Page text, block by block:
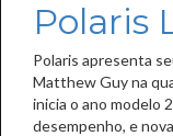
Polaris
Polaris apresenta
Matthew Guy na
inicia o ano modelo
desempenho, e